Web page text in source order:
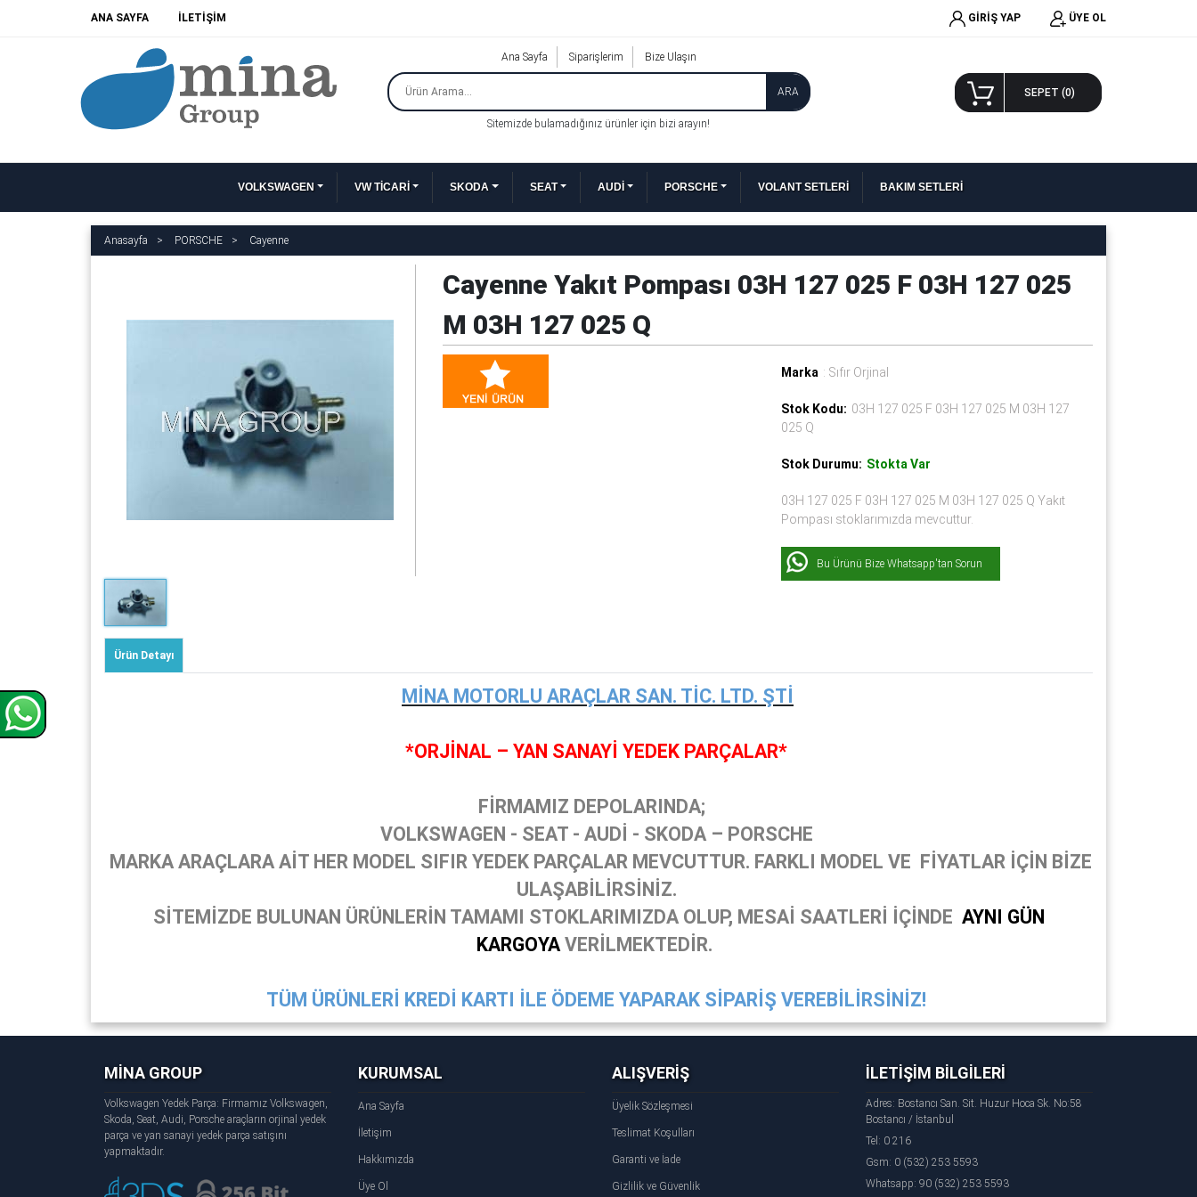
ANA SAYFA İLETİŞİM GİRİŞ YAP ÜYE OL
Ana Sayfa Siparişlerim Bize Ulaşın
ARA
Sitemizde bulamadığınız ürünler için bizi arayın!
SEPET (0)
VOLKSWAGEN VW TİCARİ SKODA SEAT AUDİ PORSCHE VOLANT SETLERİ BAKIM SETLERİ
Anasayfa PORSCHE Cayenne
Cayenne Yakıt Pompası 03H 127 025 F 03H 127 025
M 03H 127 025 Q
Marka : Sıfır Orjinal
Stok Kodu: 03H 127 025 F 03H 127 025 M 03H 127
025 Q
Stok Durumu: Stokta Var
03H 127 025 F 03H 127 025 M 03H 127 025 Q Yakıt
Pompası stoklarımızda mevcuttur.
Bu Ürünü Bize Whatsapp'tan Sorun
Ürün Detayı
MİNA MOTORLU ARAÇLAR SAN. TİC. LTD. ŞTİ
*ORJİNAL – YAN SANAYİ YEDEK PARÇALAR*
FİRMAMIZ DEPOLARINDA;
VOLKSWAGEN - SEAT - AUDİ - SKODA – PORSCHE
MARKA ARAÇLARA AİT HER MODEL SIFIR YEDEK PARÇALAR MEVCUTTUR. FARKLI MODEL VE FİYATLAR İÇİN BİZE
ULAŞABİLİRSİNİZ.
SİTEMİZDE BULUNAN ÜRÜNLERİN TAMAMI STOKLARIMIZDA OLUP, MESAİ SAATLERİ İÇİNDE AYNI GÜN
KARGOYA VERİLMEKTEDİR.
TÜM ÜRÜNLERİ KREDİ KARTI İLE ÖDEME YAPARAK SİPARİŞ VEREBİLİRSİNİZ!
MİNA GROUP
Volkswagen Yedek Parça: Firmamız Volkswagen,
Skoda, Seat, Audi, Porsche araçların orjinal yedek
parça ve yan sanayi yedek parça satışını
yapmaktadır.
KURUMSAL
Ana Sayfa
İletişim
Hakkımızda
Üye Ol
ALIŞVERİŞ
Üyelik Sözleşmesi
Teslimat Koşulları
Garanti ve İade
Gizlilik ve Güvenlik
İLETİŞİM BİLGİLERİ
Adres: Bostancı San. Sit. Huzur Hoca Sk. No:58
Bostancı / İstanbul
Tel: 0 216
Gsm: 0 (532) 253 5593
Whatsapp: 90 (532) 253 5593